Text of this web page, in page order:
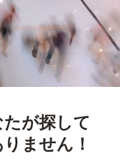
が探して
ません！